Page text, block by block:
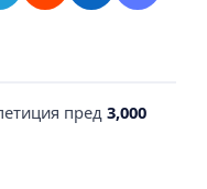
пред 3,000